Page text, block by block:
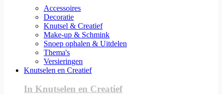
Accessoires
Decoratie
Knutsel & Creatief
Make-up & Schmink
Snoep ophalen & Uitdelen
Thema's
Versieringen
Knutselen en Creatief
In Knutselen en Creatief